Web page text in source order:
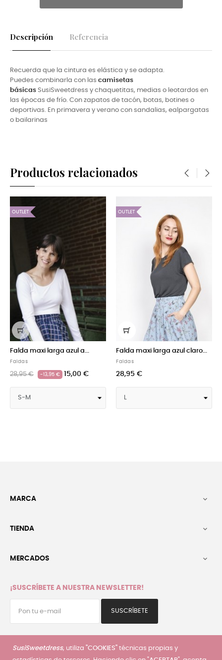
Descripción Referencia
Recuerda que la cintura es elástica y se adapta.
Puedes combinarla con las camisetas
básicas SusiSweetdress y chaquetitas, medias o leotardos en
las épocas de frío. Con zapatos de tacón, botas, botines o
deportivas. En primavera y verano con sandalias, ealpargatas
o bailarinas
Productos relacionados
larga azul a...
-13,95 € 15,00 €
OUTLET
Falda maxi larga azul claro...
28,95 €
Falda
MARCA 
TIENDA 
MERCADOS 
¡SUSCRÍBETE A NUESTRA NEWSLETTER!
SUSCRÍBETE
SusiSweetdress, utiliza "COOKIES" técnicas propias y